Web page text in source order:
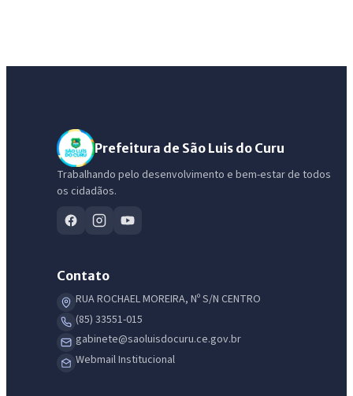
Prefeitura de São Luis do Curu
Trabalhando pelo desenvolvimento e bem-estar de todos
os cidadãos.
Contato
RUA ROCHAEL MOREIRA, Nº S/N CENTRO
(85) 33551-015
gabinete@saoluisdocuru.ce.gov.br
Webmail Institucional